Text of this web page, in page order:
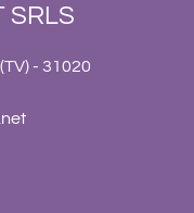
SRLS
- 31020